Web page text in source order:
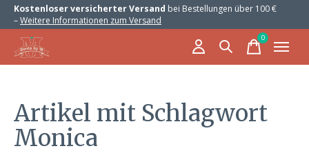
Kostenloser versicherter Versand bei Bestellungen über 100 €
–Weitere Informationen zum Versand
0items
Artikel mit Schlagwort
Monica